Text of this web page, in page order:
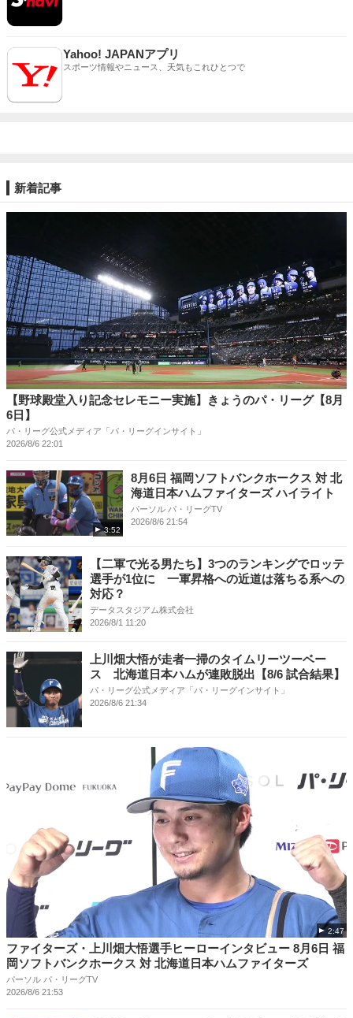
Yahoo! JAPANアプリ
スポーツ情報やニュース、天気もこれひとつで
新着記事
【野球殿堂入り記念セレモニー実施】きょうのパ・リーグ【8月
6日】
パ・リーグ公式メディア「パ・リーグインサイト」
2026/8/6 22:01
3:52
8月6日 福岡ソフトバンクホークス 対 北
海道日本ハムファイターズ ハイライト
パーソル パ・リーグTV
2026/8/6 21:54
【二軍で光る男たち】3つのランキングでロッテ
選手が1位に 一軍昇格への近道は落ちる系への
対応？
データスタジアム株式会社
2026/8/1 11:20
上川畑大悟が走者一掃のタイムリーツーベー
ス 北海道日本ハムが連敗脱出【8/6 試合結果】
パ・リーグ公式メディア「パ・リーグインサイト」
2026/8/6 21:34
2:47
ファイターズ・上川畑大悟選手ヒーローインタビュー 8月6日 福
岡ソフトバンクホークス 対 北海道日本ハムファイターズ
パーソル パ・リーグTV
2026/8/6 21:53